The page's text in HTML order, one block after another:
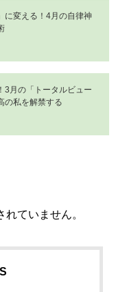
に変える！4月の自律神
3月の「トータルビュー
の私を解禁する
ていません。